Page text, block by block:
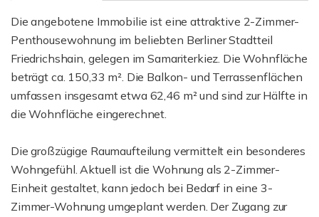
Die angebotene Immobilie ist eine attraktive 2-Zimmer-
Penthousewohnung im beliebten Berliner Stadtteil
Friedrichshain, gelegen im Samariterkiez. Die Wohnfläche
beträgt ca. 150,33 m². Die Balkon- und Terrassenflächen
umfassen insgesamt etwa 62,46 m² und sind zur Hälfte in
die Wohnfläche eingerechnet.
Die großzügige Raumaufteilung vermittelt ein besonderes
Wohngefühl. Aktuell ist die Wohnung als 2-Zimmer-
Einheit gestaltet, kann jedoch bei Bedarf in eine 3-
Zimmer-Wohnung umgeplant werden. Der Zugang zur